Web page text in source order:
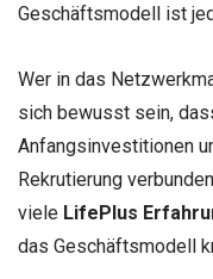
Geschäftsmodell ist
Wer in das
sich bewusst sein,
Anfangsinvestitionen
Rekrutierung
viele LifePlus
das Geschäftsmodell